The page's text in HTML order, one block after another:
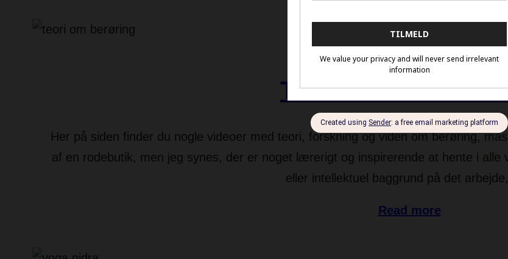
TEORI OM
Her på siden finder du nogle videoer med teori, forskning og viden om berøring,
af en rodebutik, men jeg synes, der er noget lærerigt og inspirerende at hente i
eller intellektuel baggrund på det
Read more